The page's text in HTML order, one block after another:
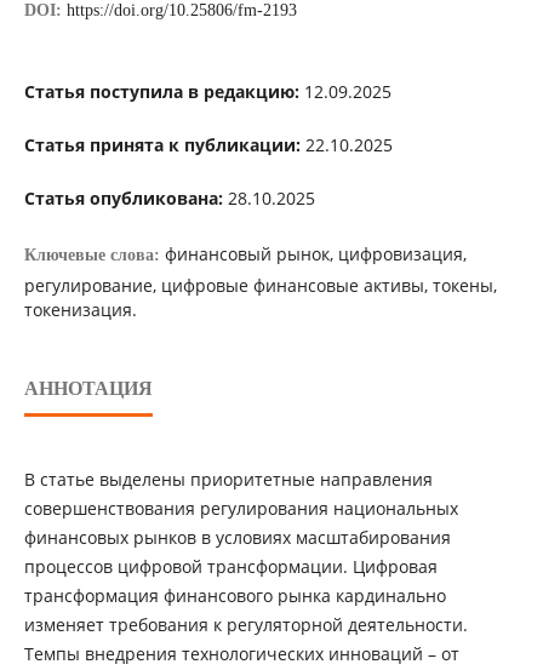
DOI: https://doi.org/10.25806/fm-2193
Статья поступила в редакцию:12.09.2025
Статья принята к публикации:22.10.2025
Статья опубликована:28.10.2025
Ключевые слова: финансовый рынок, цифровизация,
регулирование, цифровые финансовые активы, токены,
токенизация.
АННОТАЦИЯ
В статье выделены приоритетные направления
совершенствования регулирования национальных
финансовых рынков в условиях масштабирования
процессов цифровой трансформации. Цифровая
трансформация финансового рынка кардинально
изменяет требования к регуляторной деятельности.
Темпы внедрения технологических инноваций – от